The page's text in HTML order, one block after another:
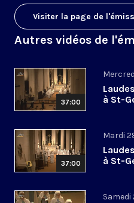
Visiter la page de
Autres vidéos de
37:00
à St-
37:00
Mardi
à St-